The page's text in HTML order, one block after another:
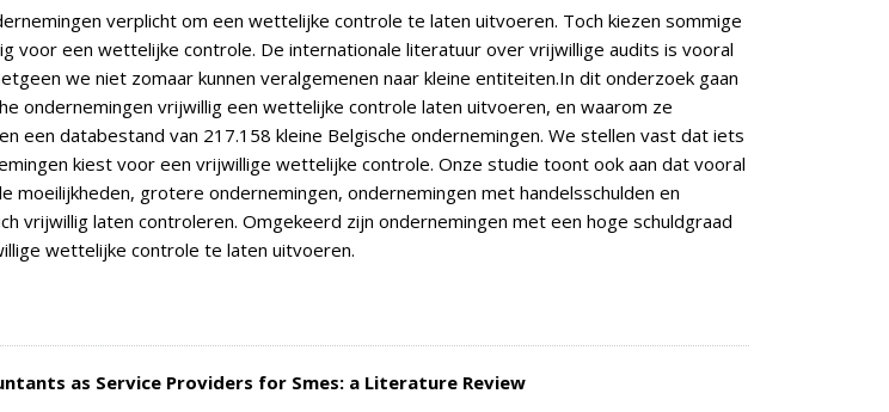
verplicht om een wettelijke controle te laten uitvoeren. Toch kiezen sommige
voor een wettelijke controle. De internationale literatuur over vrijwillige audits is vooral
we niet zomaar kunnen veralgemenen naar kleine entiteiten.In dit onderzoek gaan
ondernemingen vrijwillig een wettelijke controle laten uitvoeren, en waarom ze
een databestand van 217.158 kleine Belgische ondernemingen. We stellen vast dat iets
kiest voor een vrijwillige wettelijke controle. Onze studie toont ook aan dat vooral
moeilijkheden, grotere ondernemingen, ondernemingen met handelsschulden en
vrijwillig laten controleren. Omgekeerd zijn ondernemingen met een hoge schuldgraad
wettelijke controle te laten uitvoeren.
as Service Providers for Smes: a Literature Review